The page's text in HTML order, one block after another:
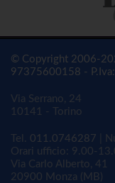
© Copyright 2006-
97375600158 -
Via Serrano, 24
10141 - Torino
Tel. 011.0746287 |
Orari ufficio: 9.00-
Via Carlo Alberto, 41
20900 Monza (MB)